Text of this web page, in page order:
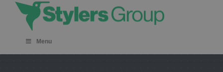
Skip
content
Menu